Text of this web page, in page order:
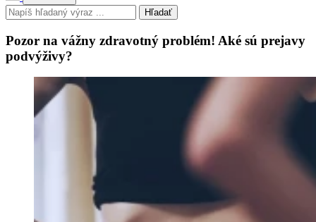
Hľadať
Pozor na vážny zdravotný problém! Aké sú prejavy
podvýživy?